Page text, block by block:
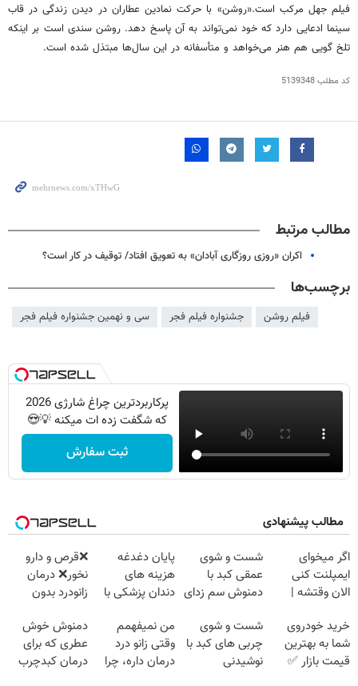
فیلم جهل مرکب است.«روشن» با حرکت نمادین عطاران در دیدن زندگی در قاب
سینما ادعایی دارد که خود نمی‌تواند به آن پاسخ دهد. روشن سندی است بر اینکه
تلخ گویی هم هنر می‌خواهد و متأسفانه در این سال‌ها مبتذل شده است.
کد مطلب5139348
مطالب مرتبط
اکران «روزی روزگاری آبادان» به تعویق افتاد/ توقیف در کار است؟
برچسب‌ها
فیلم روشن جشنواره فیلم فجر سی و نهمین جشنواره فیلم فجر
پرکاربردترین چراغ شارژی 2026
که شگفت زده ات میکنه 💡😍
ثبت سفارش
مطالب پیشنهادی
اگر میخوای
ایمپلنت کنی
الان وقتشه |
میلیون تومان!!!
شست و شوی
عمقی کبد با
دمنوش سم زدای
پایان دغدغه
هزینه های
دندان پزشکی با
خانگی
❌قرص‌ و دارو
نخور❌ درمان
زانودرد بدون
خرید خودروی
شما به بهترین
قیمت بازار ✅
شست و شوی
چربی های کبد با
نوشیدنی
من نمیفهمم
وقتی زانو درد
درمان داره، چرا
دمنوش خوش
عطری که برای
درمان کبدچرب